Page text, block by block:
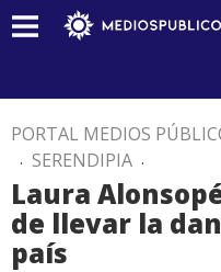
PORTAL MEDIOS
. SERENDIPIA .
Laura
de llevar la
país